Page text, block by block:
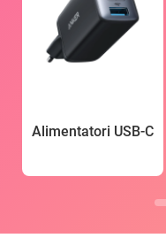
Alimentatori USB-C